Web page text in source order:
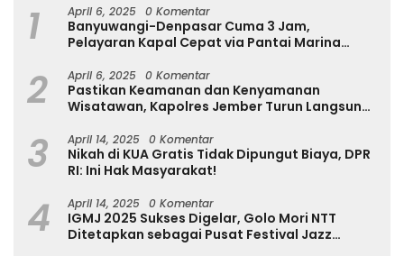
1 April 6, 2025 0 Komentar
Banyuwangi-Denpasar Cuma 3 Jam,
Pelayaran Kapal Cepat via Pantai Marina
2 April 6, 2025 0 Komentar
Pastikan Keamanan dan Kenyamanan
Wisatawan, Kapolres Jember Turun Langsung
3 April 14, 2025 0 Komentar
Nikah di KUA Gratis Tidak Dipungut Biaya, DPR
RI: Ini Hak Masyarakat!
4 April 14, 2025 0 Komentar
IGMJ 2025 Sukses Digelar, Golo Mori NTT
Ditetapkan sebagai Pusat Festival Jazz